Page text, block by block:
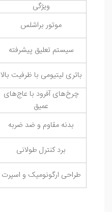
ویژگی
موتور براشلس
سیستم تعلیق پیشرفته
باتری لیتیومی با ظرفیت بالا
چرخ‌های آفرود با عاج‌های
عمیق
بدنه مقاوم و ضد ضربه
برد کنترل طولانی
طراحی ارگونومیک و اسپرت